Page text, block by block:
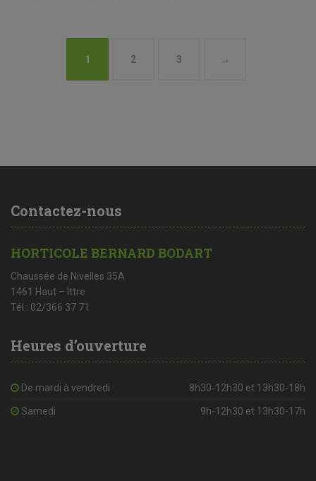
1 2 3 →
Contactez-nous
HORTICOLE BERNARD BODART
Chaussée de Nivelles 35A
1461 Haut – Ittre
Tél : 02/366 37 71
Heures d’ouverture
De mardi à vendredi 8h30-12h30 et 13h30-18h
Samedi 9h-12h30 et 13h30-17h